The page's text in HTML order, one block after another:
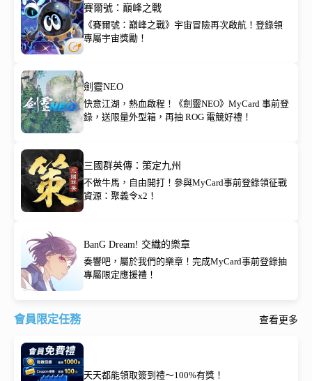
賽爾號：巔峰之戰
《賽爾號：巔峰之戰》宇宙冒險再次啟航！登錄領
專屬宇宙獎勵！
劍靈NEO
快意江湖，熱血啟程！《劍靈NEO》MyCard 事前登
錄，送限量外型箱，再抽 ROG 電競好禮！
三國群英傳：策定九州
不做牛馬，自由開打！參與MyCard事前登錄領征戰
資源：聚義令x2！
BanG Dream! 交織的樂章
奏響吧，屬於我們的樂章！完成MyCard事前登錄抽
專屬限定應援禮！
會員限定任務 查看更多
天天都能領取簽到禮～100%有獎！